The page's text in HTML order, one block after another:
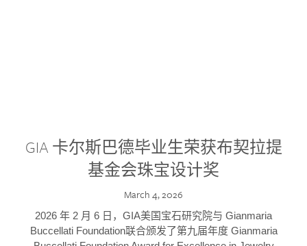
GIA 卡尔斯巴德毕业生荣获布契拉提
基金会珠宝设计奖
March 4, 2026
2026 年 2 月 6 日，GIA美国宝石研究院与 Gianmaria
Buccellati Foundation联合颁发了第九届年度 Gianmaria